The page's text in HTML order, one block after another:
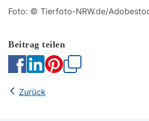
Foto: © Tierfoto-NRW.de/
Zurück